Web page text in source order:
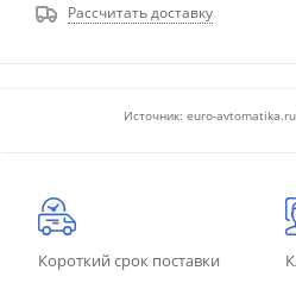
Рассчитать доставку
Источник: euro-
Короткий срок поставки